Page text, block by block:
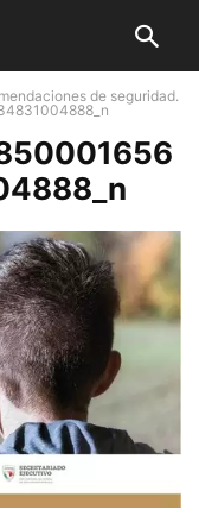
de seguridad.